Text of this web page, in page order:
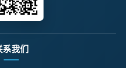
系我们